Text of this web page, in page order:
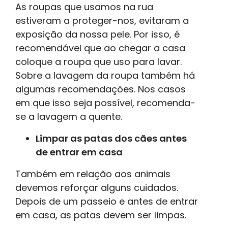
As roupas que usamos na rua
estiveram a proteger-nos, evitaram a
exposição da nossa pele. Por isso, é
recomendável que ao chegar a casa
coloque a roupa que uso para lavar.
Sobre a lavagem da roupa também há
algumas recomendações. Nos casos
em que isso seja possível, recomenda-
se a lavagem a quente.
Limpar as patas dos cães antes
de entrar em casa
Também em relação aos animais
devemos reforçar alguns cuidados.
Depois de um passeio e antes de entrar
em casa, as patas devem ser limpas.